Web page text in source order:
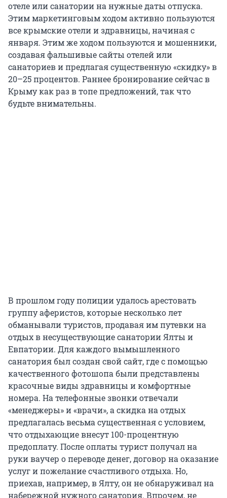
отеле или санатории на нужные даты отпуска.
Этим маркетинговым ходом активно пользуются
все крымские отели и здравницы, начиная с
января. Этим же ходом пользуются и мошенники,
создавая фальшивые сайты отелей или
санаториев и предлагая существенную «скидку» в
20–25 процентов. Раннее бронирование сейчас в
Крыму как раз в топе предложений, так что
будьте внимательны.
В прошлом году полиции удалось арестовать
группу аферистов, которые несколько лет
обманывали туристов, продавая им путевки на
отдых в несуществующие санатории Ялты и
Евпатории. Для каждого вымышленного
санатория был создан свой сайт, где с помощью
качественного фотошопа были представлены
красочные виды здравницы и комфортные
номера. На телефонные звонки отвечали
«менеджеры» и «врачи», а скидка на отдых
предлагалась весьма существенная с условием,
что отдыхающие внесут 100-процентную
предоплату. После оплаты турист получал на
руки ваучер о переводе денег, договор на оказание
услуг и пожелание счастливого отдыха. Но,
приехав, например, в Ялту, он не обнаруживал на
набережной нужного санатория. Впрочем, не